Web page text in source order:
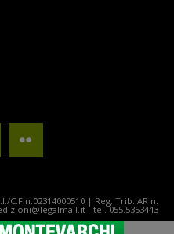
n.02314000510 | Reg. Trib. AR n.
- tel. 055.5353443